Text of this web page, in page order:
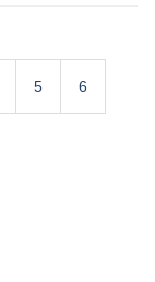
5 6